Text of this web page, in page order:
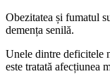
Obezitatea și fumatul
demența senilă.
Unele dintre deficitele
este tratată afecțiunea